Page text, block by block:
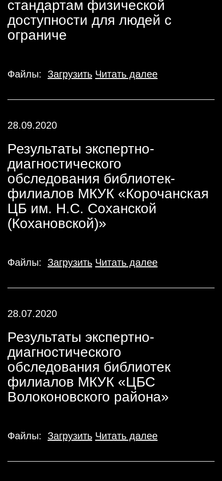
стандартам физической
доступности для людей с
ограниче
Файлы: Загрузить Читать далее
28.09.2020
Результаты экспертно-
диагностического
обследования библиотек-
филиалов МКУК «Корочанская
ЦБ им. Н.С. Соханской
(Кохановской)»
Файлы: Загрузить Читать далее
28.07.2020
Результаты экспертно-
диагностического
обследования библиотек
филиалов МКУК «ЦБС
Волоконовского района»
Файлы: Загрузить Читать далее